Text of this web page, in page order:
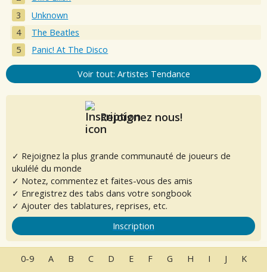
Unknown
The Beatles
Panic! At The Disco
Voir tout: Artistes Tendance
Rejoignez nous!
✓ Rejoignez la plus grande communauté de joueurs de
ukulélé du monde
✓ Notez, commentez et faites-vous des amis
✓ Enregistrez des tabs dans votre songbook
✓ Ajouter des tablatures, reprises, etc.
Inscription
0-9 A B C D E F G H I J K